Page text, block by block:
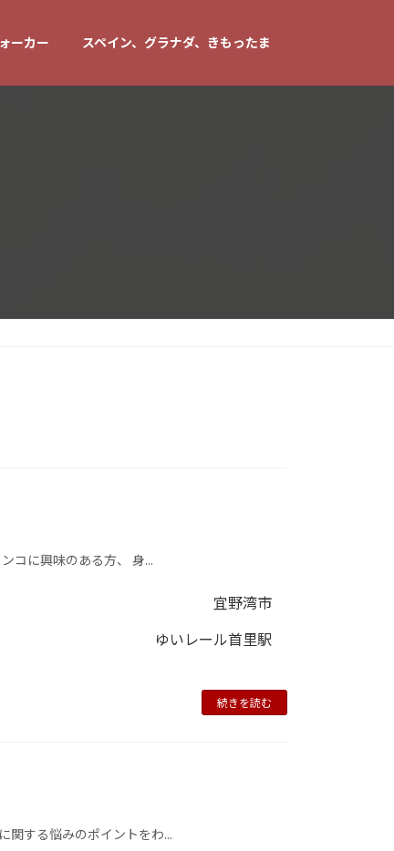
ーカー スペイン、グラナダ、きもったま
コに興味のある方、 身...
続きを読む
宜野湾市
ゆいレール首里駅
関する悩みのポイントをわ...